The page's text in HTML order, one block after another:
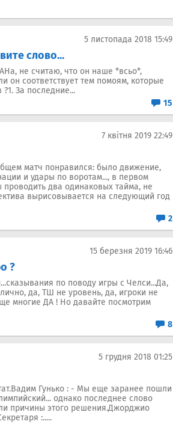
5 листопада 2018 15:49
слово...
не считаю, что он наше *всьо*,
он соответствует тем помоям, которые
За последние...
15
7 квітня 2019 22:49
матч понравился: было движение,
и удары по воротам..., в первом
два одинаковых тайма, не
вырисовывается на следующий год
2
15 березня 2019 16:46
?
по поводу игры с Челси...Да,
да, ТШ не уровень, да, игроки не
многие ДА ! Но давайте посмотрим
8
5 грудня 2018 01:25
Гунько : - Мы еще заранее пошли
однако последнее слово
причины этого решения.Джорджио
:.....